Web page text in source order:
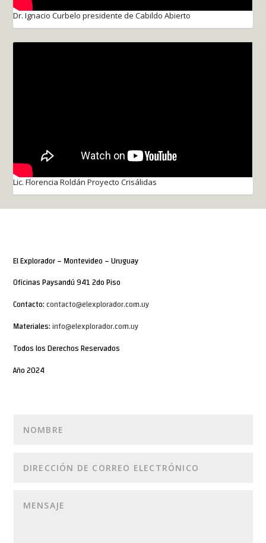
Dr. Ignacio Curbelo presidente de Cabildo Abierto
Lic. Florencia Roldán Proyecto Crisálidas
El Explorador – Montevideo – Uruguay
Oficinas Paysandú 941 2do Piso
Contacto:contacto@elexplorador.com.uy
Materiales:info@elexplorador.com.uy
Todos los Derechos Reservados
Año 2024